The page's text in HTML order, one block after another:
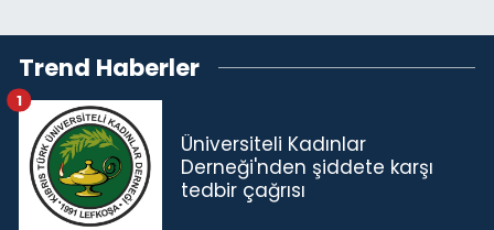
Trend Haberler
Üniversiteli Kadınlar
Derneği'nden şiddete karşı
tedbir çağrısı
1